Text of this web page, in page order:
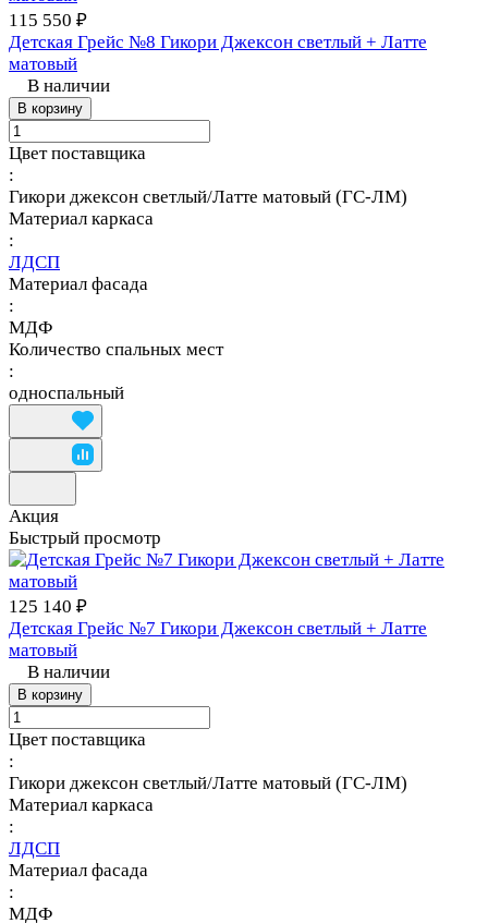
115 550 ₽
Детская Грейс №8 Гикори Джексон светлый + Латте
матовый
В наличии
В корзину
Цвет поставщика
:
Гикори джексон светлый/Латте матовый (ГС-ЛМ)
Материал каркаса
:
ЛДСП
Материал фасада
:
МДФ
Количество спальных мест
:
односпальный
Акция
Быстрый просмотр
125 140 ₽
Детская Грейс №7 Гикори Джексон светлый + Латте
матовый
В наличии
В корзину
Цвет поставщика
:
Гикори джексон светлый/Латте матовый (ГС-ЛМ)
Материал каркаса
:
ЛДСП
Материал фасада
:
МДФ